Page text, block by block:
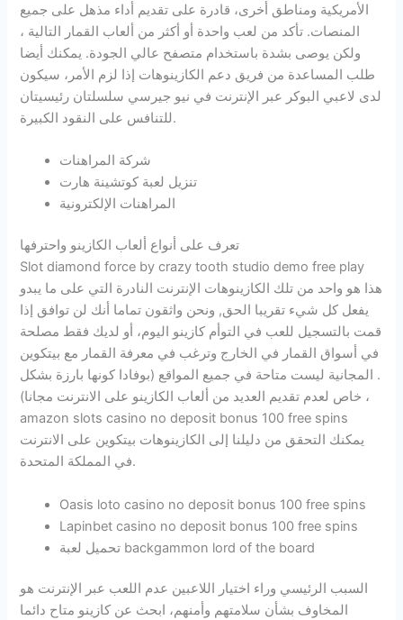
الأمريكية ومناطق أخرى، قادرة على تقديم أداء مذهل على جميع
المنصات. تأكد من لعب واحدة أو أكثر من ألعاب القمار التالية ،
ولكن يوصى بشدة باستخدام متصفح عالي الجودة. يمكنك أيضا
طلب المساعدة من فريق دعم الكازينوهات إذا لزم الأمر، سيكون
لدى لاعبي البوكر عبر الإنترنت في نيو جيرسي سلسلتان رئيسيتان
للتنافس على النقود الكبيرة.
شركة المراهنات
تنزيل لعبة كوتشينة هارت
المراهنات الإلكترونية
تعرف على أنواع ألعاب الكازينو واحترفها
Slot diamond force by crazy tooth studio demo free play
هذا هو واحد من تلك الكازينوهات الإنترنت النادرة التي على ما يبدو
يفعل كل شيء تقريبا الحق, ونحن واثقون تماما أنك لن توافق إذا
قمت بالتسجيل للعب في التوأم كازينو اليوم، أو لديك فقط مصلحة
في أسواق القمار في الخارج وترغب في معرفة القمار مع بيتكوين
. المجانية ليست متاحة في جميع المواقع (بوفادا كونها بارزة بشكل
خاص لعدم تقديم العديد من ألعاب الكازينو على الانترنت مجانا) ،
amazon slots casino no deposit bonus 100 free spins
يمكنك التحقق من دليلنا إلى الكازينوهات بيتكوين على الانترنت
في المملكة المتحدة.
Oasis loto casino no deposit bonus 100 free spins
Lapinbet casino no deposit bonus 100 free spins
تحميل لعبة backgammon lord of the board
السبب الرئيسي وراء اختيار اللاعبين عدم اللعب عبر الإنترنت هو
المخاوف بشأن سلامتهم وأمنهم، ابحث عن كازينو متاح دائما